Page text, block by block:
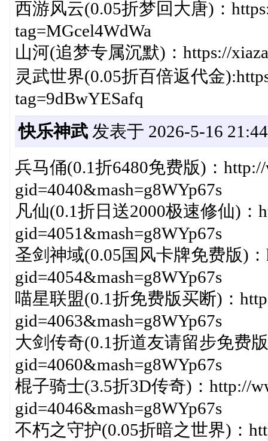
西游风云(0.05折梦回大唐)：
tag=MGcel4WdWa
山河(追梦专属沉默)：https://
灵武世界(0.05折百倍返代金
tag=9dBwYESafq
快乐神武发表于 2026-5-16
兵马俑(0.1折6480免费版)：http://
gid=4040&mash=g8WYp67s
凡仙(0.1折日送2000极速修仙)：
gid=4051&mash=g8WYp67s
圣剑神域(0.05国风卡牌免费版)：
gid=4054&mash=g8WYp67s
喵星联盟(0.1折免费版买断)：
gid=4063&mash=g8WYp67s
大剑传奇(0.1折道友请留步免费
gid=4060&mash=g8WYp67s
棍子骑士(3.5折3D传奇)：http://
gid=4046&mash=g8WYp67s
不朽之守护(0.05折暗之世界)：